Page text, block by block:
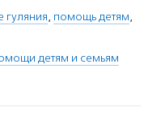
гуляния, помощь детям,
детям и семьям